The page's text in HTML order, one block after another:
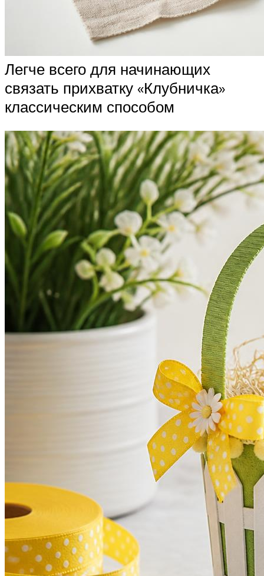
Легче всего для начинающих
связать прихватку «Клубничка»
классическим способом